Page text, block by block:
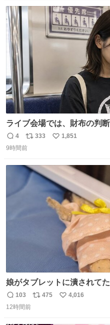
数
数
ライブ会場では、財布の判
返
信
4
リ
ポ
ト
数
333
い
数
1,851
9時間前
娘がタブレットに潰されて
けは娘の波長を感じ取れる
たらしい。 急いで旦那が救
返
信
103
リ
475
い
4,016
12時間前